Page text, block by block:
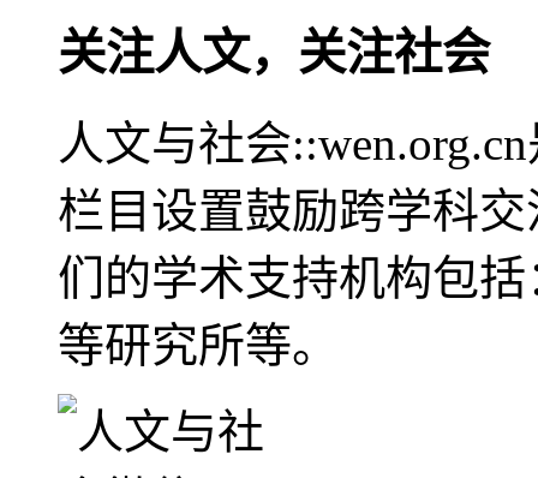
关注人文，关注社会
人文与社会
栏目设置鼓励跨学科
们的学术支持机构包
等研究所等。